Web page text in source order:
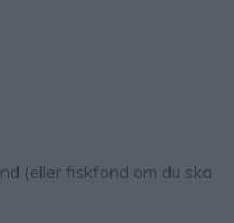
(eller fiskfond om du ska